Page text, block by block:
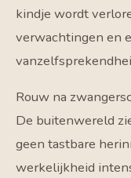
kindje wordt
verwachtingen en
Rouw na
De buitenwereld
geen tastbare
werkelijkheid